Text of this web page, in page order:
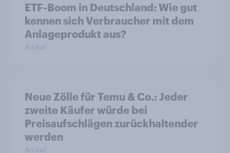
ETF-Boom in Deutschland: Wie gut
kennen sich Verbraucher mit dem
Anlageprodukt aus?
Artikel
Neue Zölle für Temu & Co.: Jeder
zweite Käufer würde bei
Preisaufschlägen zurückhaltender
werden
Artikel